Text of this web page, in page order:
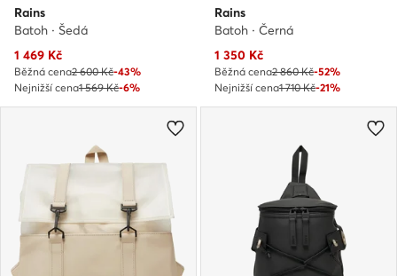
Rains
Batoh · Šedá
Aktuální cena
1 469 Kč
Běžná cena2 600 Kč-43%
Nejnižší cena1 569 Kč-6%
Rains
Batoh · Černá
Aktuální cena
1 350 Kč
Běžná cena2 860 Kč-52%
Nejnižší cena1 710 Kč-21%